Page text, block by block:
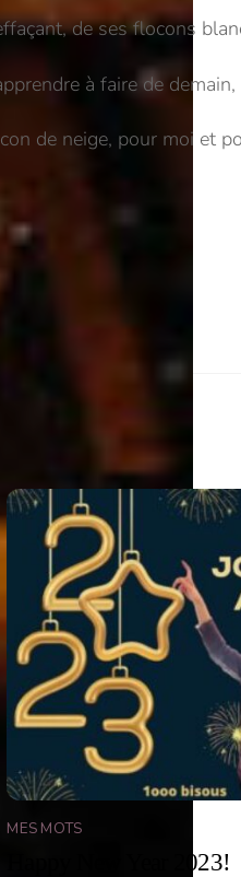
de ses flocons
à faire de
de neige, pour moi et
MES MOTS
Happy New Year 2023!